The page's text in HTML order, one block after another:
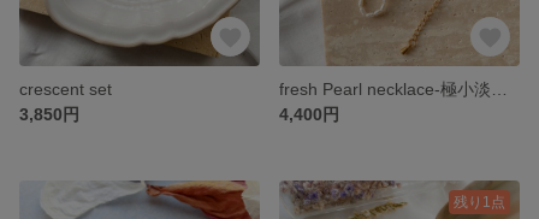
crescent set
3,850円
4,400円
残り1点